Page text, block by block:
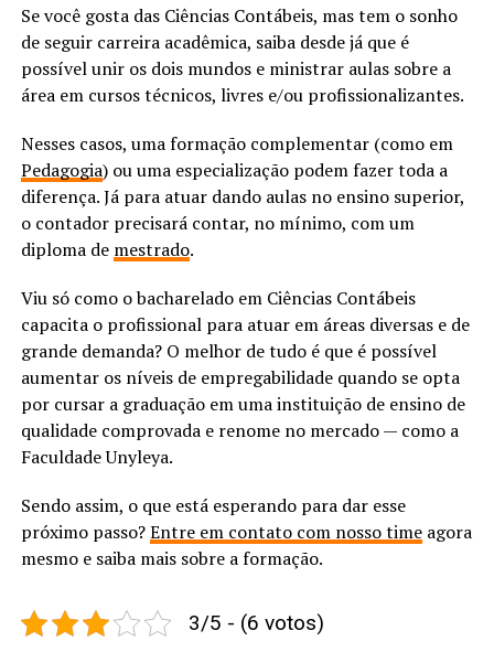
Se você gosta das Ciências Contábeis, mas tem o sonho
de seguir carreira acadêmica, saiba desde já que é
possível unir os dois mundos e ministrar aulas sobre a
área em cursos técnicos, livres e/ou profissionalizantes.
Nesses casos, uma formação complementar (como em
Pedagogia) ou uma especialização podem fazer toda a
diferença. Já para atuar dando aulas no ensino superior,
o contador precisará contar, no mínimo, com um
diploma de mestrado.
Viu só como o bacharelado em Ciências Contábeis
capacita o profissional para atuar em áreas diversas e de
grande demanda? O melhor de tudo é que é possível
aumentar os níveis de empregabilidade quando se opta
por cursar a graduação em uma instituição de ensino de
qualidade comprovada e renome no mercado — como a
Faculdade Unyleya.
Sendo assim, o que está esperando para dar esse
próximo passo?Entre em contato com nosso timeagora
mesmo e saiba mais sobre a formação.
3/5 - (6 votos)